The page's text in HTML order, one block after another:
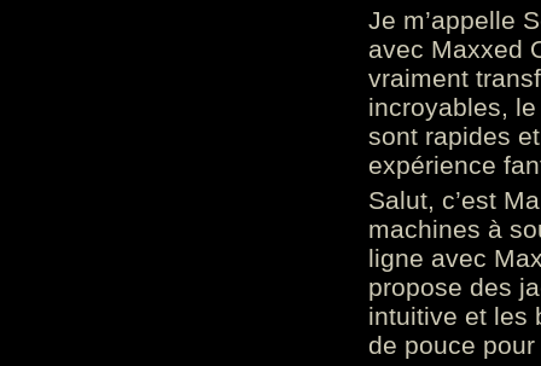
Je m’appelle
avec Maxxed
vraiment
incroyables,
sont rapides
expérience
Salut, c’est
machines à
ligne avec
propose des
intuitive et les
de pouce